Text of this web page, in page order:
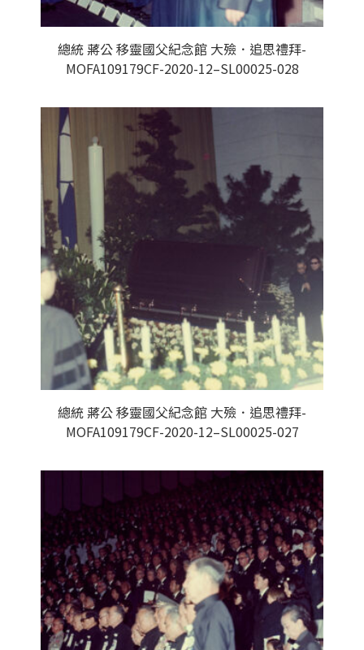
總統 蔣公 移靈國父紀念館 大殮．追思禮拜-
MOFA109179CF-2020-12–SL00025-028
總統 蔣公 移靈國父紀念館 大殮．追思禮拜-
MOFA109179CF-2020-12–SL00025-027